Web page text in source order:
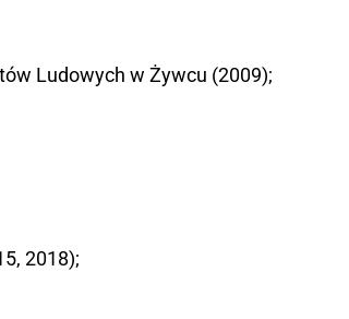
Ludowych w Żywcu (2009);
2018);